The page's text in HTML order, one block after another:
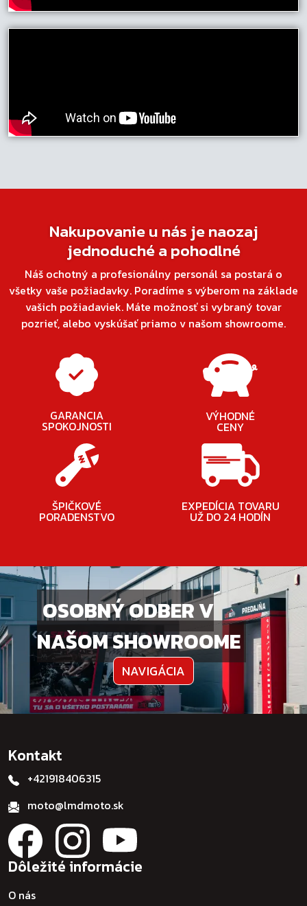
Nakupovanie u nás je naozaj
jednoduché a pohodlné
Náš ochotný a profesionálny personál sa postará o
všetky vaše požiadavky. Poradíme s výberom na základe
vašich požiadaviek. Máte možnosť si vybraný tovar
pozrieť, alebo vyskúšať priamo v našom showroome.
GARANCIA
SPOKOJNOSTI
VÝHODNÉ
CENY
ŠPIČKOVÉ
PORADENSTVO
EXPEDÍCIA TOVARU
UŽ DO 24 HODÍN
OSOBNÝ ODBER V
NAŠOM SHOWROOME
NAVIGÁCIA
Kontakt
+421918406315
moto@lmdmoto.sk
Dôležité informácie
O nás